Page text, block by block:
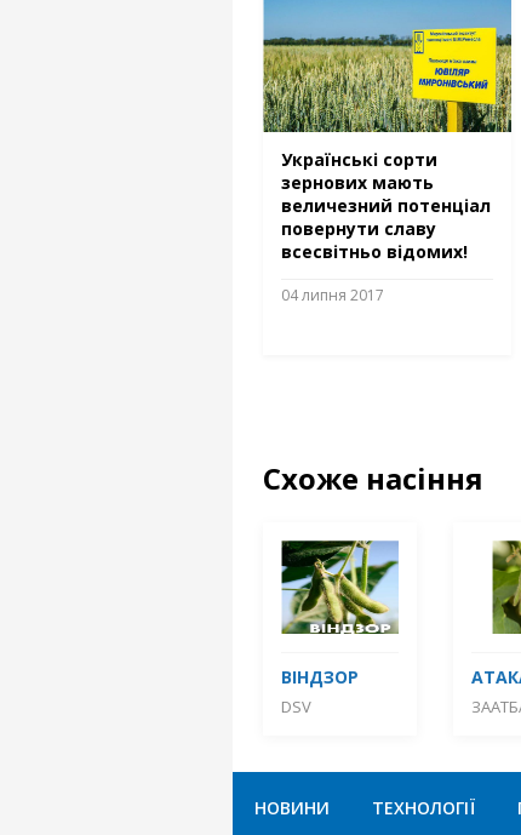
Українські сорти
зернових мають
величезний потенціал
повернути славу
всесвітньо відомих!
04 липня 2017
Схоже насіння
ВІНДЗОР
DSV
НОВИНИ ТЕХНОЛОГІЇ